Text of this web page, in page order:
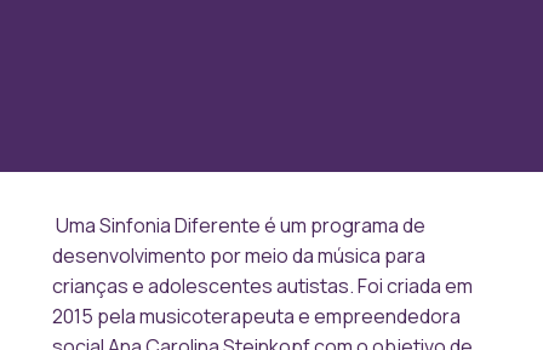
Uma Sinfonia Diferente é um programa de
desenvolvimento por meio da música para
crianças e adolescentes autistas. Foi criada em
2015 pela musicoterapeuta e empreendedora